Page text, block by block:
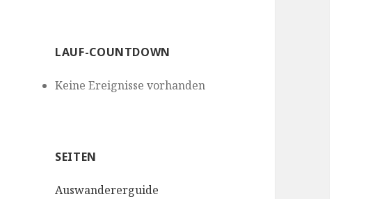
LAUF-COUNTDOWN
Keine Ereignisse vorhanden
SEITEN
Auswandererguide